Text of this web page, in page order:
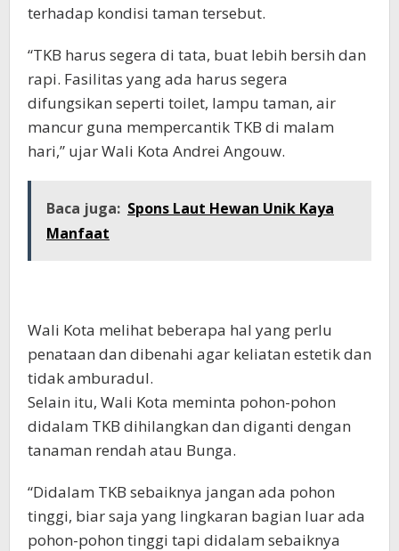
terhadap kondisi taman tersebut.
“TKB harus segera di tata, buat lebih bersih dan
rapi. Fasilitas yang ada harus segera
difungsikan seperti toilet, lampu taman, air
mancur guna mempercantik TKB di malam
hari,” ujar Wali Kota Andrei Angouw.
Baca juga: Spons Laut Hewan Unik Kaya
Manfaat
Wali Kota melihat beberapa hal yang perlu
penataan dan dibenahi agar keliatan estetik dan
tidak amburadul.
Selain itu, Wali Kota meminta pohon-pohon
didalam TKB dihilangkan dan diganti dengan
tanaman rendah atau Bunga.
“Didalam TKB sebaiknya jangan ada pohon
tinggi, biar saja yang lingkaran bagian luar ada
pohon-pohon tinggi tapi didalam sebaiknya